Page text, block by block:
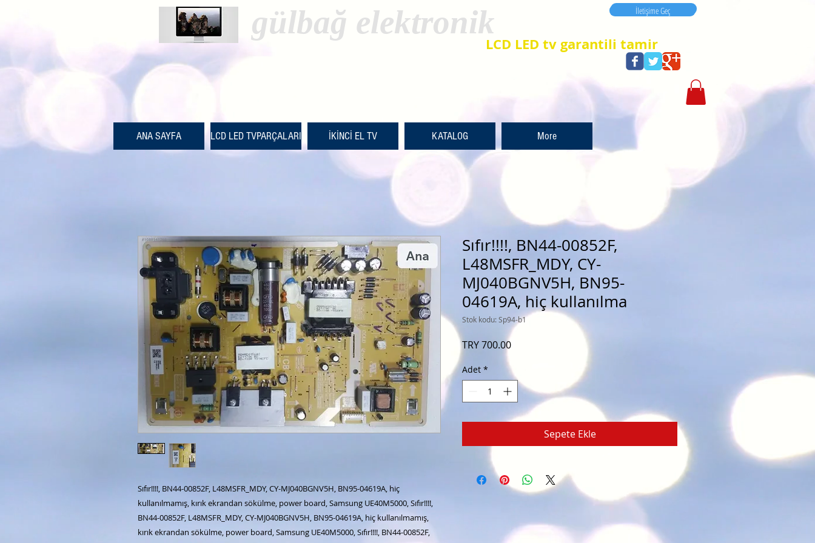
LCD LED tv garantili tamir
gülbağ elektronik İletişime Geç
İletişime Geç
ANA SAYFA LCD LED TVPARÇALARI İKİNCİ EL TV KATALOG More
Sıfır!!!!, BN44-00852F, L48MSFR_MDY, CY-MJ040BGNV5H, BN95-04619A, hiç
kullanılmamış, kırık ekrandan sökülme, power board, Samsung UE40M5000, Sıfır!!!!,
BN44-00852F, L48MSFR_MDY, CY-MJ040BGNV5H, BN95-04619A, hiç kullanılmamış,
kırık ekrandan sökülme, power board, Samsung UE40M5000, Sıfır!!!!, BN44-00852F,
Sıfır!!!!, BN44-00852F,
L48MSFR_MDY, CY-
MJ040BGNV5H, BN95-
04619A, hiç kullanılma
Stok kodu: Sp94-b1
TRY 700.00Fiyat
Adet *
Sepete Ekle